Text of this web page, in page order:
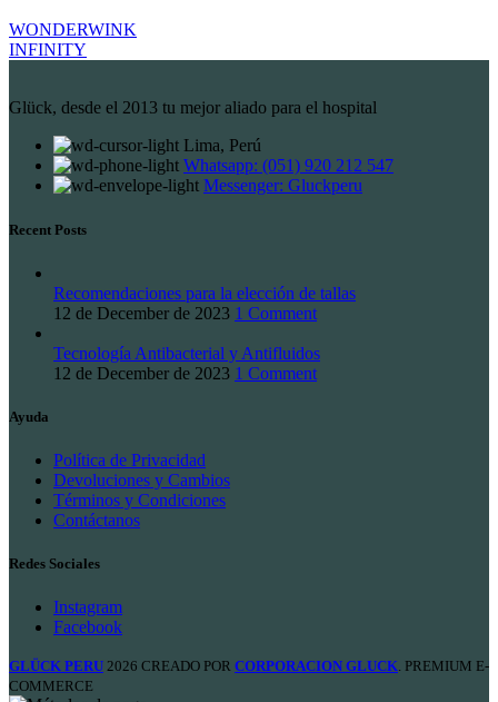
WONDERWINK
INFINITY
Glück, desde el 2013 tu mejor aliado para el hospital
Lima, Perú
Whatsapp: (051) 920 212 547
Messenger: Gluckperu
Recent Posts
Recomendaciones para la elección de tallas
12 de December de 2023 1 Comment
Tecnología Antibacterial y Antifluidos
12 de December de 2023 1 Comment
Ayuda
Política de Privacidad
Devoluciones y Cambios
Términos y Condiciones
Contáctanos
Redes Sociales
Instagram
Facebook
GLÜCK PERU 2026 CREADO POR CORPORACION GLUCK. PREMIUM E-
COMMERCE